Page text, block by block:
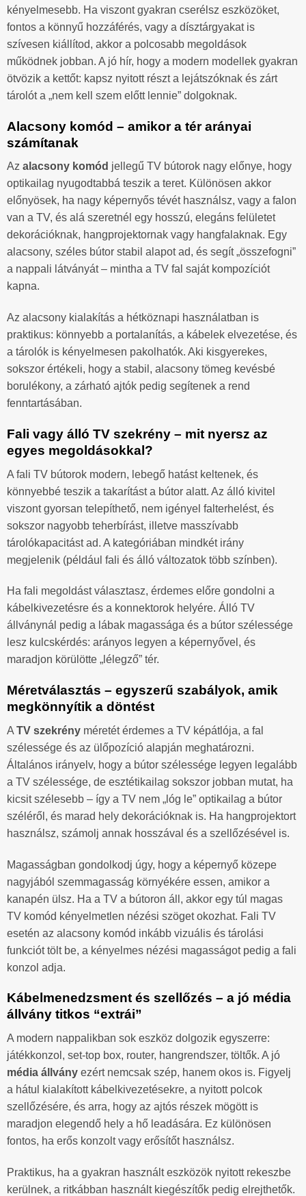
kényelmesebb. Ha viszont gyakran cserélsz eszközöket,
fontos a könnyű hozzáférés, vagy a dísztárgyakat is
szívesen kiállítod, akkor a polcosabb megoldások
működnek jobban. A jó hír, hogy a modern modellek gyakran
ötvözik a kettőt: kapsz nyitott részt a lejátszóknak és zárt
tárolót a „nem kell szem előtt lennie” dolgoknak.
Alacsony komód – amikor a tér arányai
számítanak
Az alacsony komód jellegű TV bútorok nagy előnye, hogy
optikailag nyugodtabbá teszik a teret. Különösen akkor
előnyösek, ha nagy képernyős tévét használsz, vagy a falon
van a TV, és alá szeretnél egy hosszú, elegáns felületet
dekorációknak, hangprojektornak vagy hangfalaknak. Egy
alacsony, széles bútor stabil alapot ad, és segít „összefogni”
a nappali látványát – mintha a TV fal saját kompozíciót
kapna.
Az alacsony kialakítás a hétköznapi használatban is
praktikus: könnyebb a portalanítás, a kábelek elvezetése, és
a tárolók is kényelmesen pakolhatók. Aki kisgyerekes,
sokszor értékeli, hogy a stabil, alacsony tömeg kevésbé
borulékony, a zárható ajtók pedig segítenek a rend
fenntartásában.
Fali vagy álló TV szekrény – mit nyersz az
egyes megoldásokkal?
A fali TV bútorok modern, lebegő hatást keltenek, és
könnyebbé teszik a takarítást a bútor alatt. Az álló kivitel
viszont gyorsan telepíthető, nem igényel falterhelést, és
sokszor nagyobb teherbírást, illetve masszívabb
tárolókapacitást ad. A kategóriában mindkét irány
megjelenik (például fali és álló változatok több színben).
Ha fali megoldást választasz, érdemes előre gondolni a
kábelkivezetésre és a konnektorok helyére. Álló TV
állványnál pedig a lábak magassága és a bútor szélessége
lesz kulcskérdés: arányos legyen a képernyővel, és
maradjon körülötte „lélegző” tér.
Méretválasztás – egyszerű szabályok, amik
megkönnyítik a döntést
A TV szekrény méretét érdemes a TV képátlója, a fal
szélessége és az ülőpozíció alapján meghatározni.
Általános irányelv, hogy a bútor szélessége legyen legalább
a TV szélessége, de esztétikailag sokszor jobban mutat, ha
kicsit szélesebb – így a TV nem „lóg le” optikailag a bútor
széléről, és marad hely dekorációknak is. Ha hangprojektort
használsz, számolj annak hosszával és a szellőzésével is.
Magasságban gondolkodj úgy, hogy a képernyő közepe
nagyjából szemmagasság környékére essen, amikor a
kanapén ülsz. Ha a TV a bútoron áll, akkor egy túl magas
TV komód kényelmetlen nézési szöget okozhat. Fali TV
esetén az alacsony komód inkább vizuális és tárolási
funkciót tölt be, a kényelmes nézési magasságot pedig a fali
konzol adja.
Kábelmenedzsment és szellőzés – a jó média
állvány titkos “extrái”
A modern nappalikban sok eszköz dolgozik egyszerre:
játékkonzol, set-top box, router, hangrendszer, töltők. A jó
média állvány ezért nemcsak szép, hanem okos is. Figyelj
a hátul kialakított kábelkivezetésekre, a nyitott polcok
szellőzésére, és arra, hogy az ajtós részek mögött is
maradjon elegendő hely a hő leadására. Ez különösen
fontos, ha erős konzolt vagy erősítőt használsz.
Praktikus, ha a gyakran használt eszközök nyitott rekeszbe
kerülnek, a ritkábban használt kiegészítők pedig elrejthetők.